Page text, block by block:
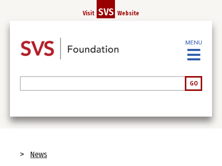
content
Visit SVS Website
GO
MENU
Breadcrumb
News